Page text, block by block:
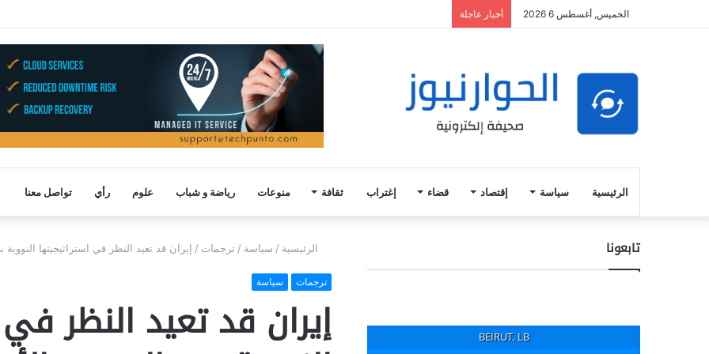
الخميس, أغسطس 6 2026 أخبار عاجلة
الرئيسية سياسة إقتصاد قضاء إغتراب ثقافة منوعات رياضة و شباب علوم رأي تواصل معنا
الرئيسية / سياسة / ترجمات / إيران قد تعيد النظر في استراتيجيتها
ترجمات سياسة
إيران قد تعيد النظر
تابعونا
BEIRUT, LB